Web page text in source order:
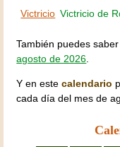
Victricio Victricio de
También puedes
agosto de 2026.
Y en estecalendario
cada día del mes de